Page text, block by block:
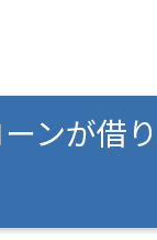
ンが借